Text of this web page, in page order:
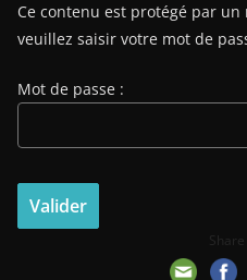
Ce contenu est protégé par un
veuillez saisir votre mot de
Mot de passe :
Share